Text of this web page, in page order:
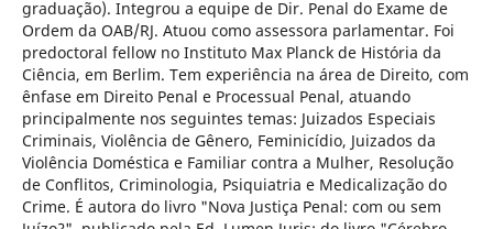
graduação). Integrou a equipe de Dir. Penal do Exame de
Ordem da OAB/RJ. Atuou como assessora parlamentar. Foi
predoctoral fellow no Instituto Max Planck de História da
Ciência, em Berlim. Tem experiência na área de Direito, com
ênfase em Direito Penal e Processual Penal, atuando
principalmente nos seguintes temas: Juizados Especiais
Criminais, Violência de Gênero, Feminicídio, Juizados da
Violência Doméstica e Familiar contra a Mulher, Resolução
de Conflitos, Criminologia, Psiquiatria e Medicalização do
Crime. É autora do livro "Nova Justiça Penal: com ou sem